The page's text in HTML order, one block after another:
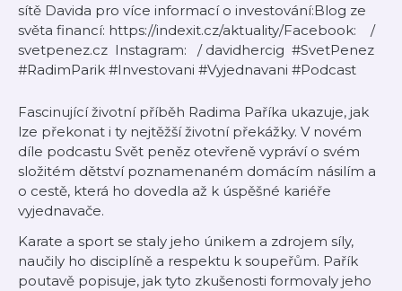
sítě Davida pro více informací o investování:Blog ze
světa financí: https://indexit.cz/aktuality/Facebook: /
svetpenez.cz Instagram: / davidhercig #SvetPenez
#RadimParik #Investovani #Vyjednavani #Podcast
Fascinující životní příběh Radima Paříka ukazuje, jak
lze překonat i ty nejtěžší životní překážky. V novém
díle podcastu Svět peněz otevřeně vypráví o svém
složitém dětství poznamenaném domácím násilím a
o cestě, která ho dovedla až k úspěšné kariéře
vyjednavače.
Karate a sport se staly jeho únikem a zdrojem síly,
naučily ho disciplíně a respektu k soupeřům. Pařík
poutavě popisuje, jak tyto zkušenosti formovaly jeho